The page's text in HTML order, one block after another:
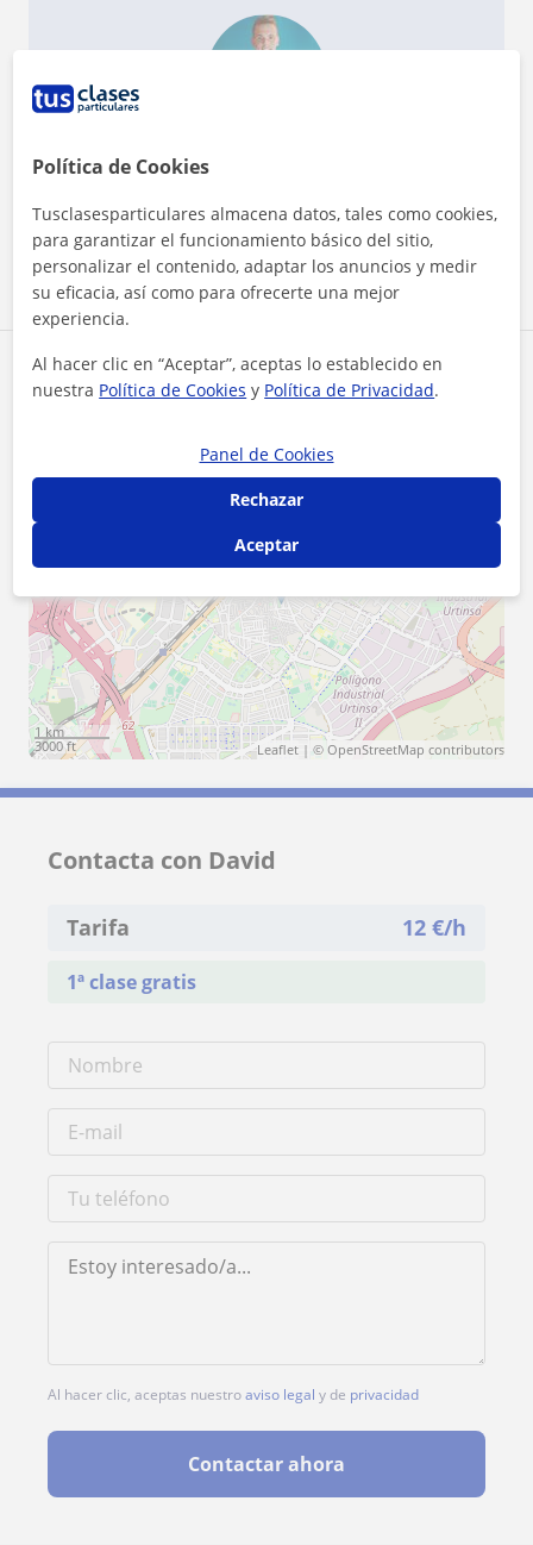
Datos verificados
Ver perfil
Zona de David
Alcorcón
1 km
3000 ft
Leaflet | © OpenStreetMap contributors
Contacta con David
Tarifa 12 €/h
1ª clase gratis
Al hacer clic, aceptas nuestroaviso legal y de privacidad
Contactar ahora
Política de Cookies
Tusclasesparticulares almacena datos, tales como cookies,
para garantizar el funcionamiento básico del sitio,
personalizar el contenido, adaptar los anuncios y medir
su eficacia, así como para ofrecerte una mejor
experiencia.
Al hacer clic en “Aceptar”, aceptas lo establecido en
nuestra Política de Cookies y Política de Privacidad.
Panel de Cookies
Rechazar
Aceptar